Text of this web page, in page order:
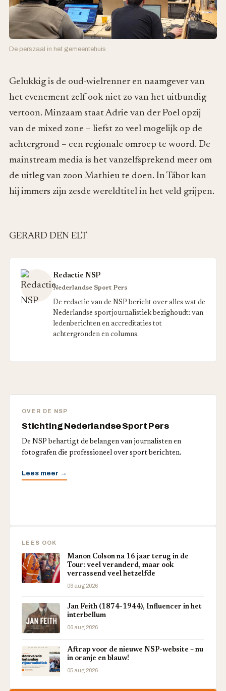
De perszaal in het gemeentehuis
Gelukkig is de oud-wielrenner en naamgever van
het evenement zelf ook niet zo van het uitbundig
vertoon. Minzaam staat Adrie van der Poel opzij
van de mixed zone – liefst zo veel mogelijk op de
achtergrond – een regionale omroep te woord. De
mainstream media is het vanzelfsprekend meer om
de uitleg van zoon Mathieu te doen. In Tábor kan
hij immers zijn zesde wereldtitel in het veld grijpen.
GERARD DEN ELT
Redactie NSP
Nederlandse Sport Pers
De redactie van de NSP bericht over alles wat de
Nederlandse sportjournalistiek bezighoudt: van
ledenberichten en accreditaties tot
achtergronden en columns.
OVER DE NSP
Stichting Nederlandse Sport Pers
De NSP behartigt de belangen van journalisten en
fotografen die professioneel over sport berichten.
Lees meer →
LEES OOK
Manon Colson na 16 jaar terug in de
Tour: veel veranderd, maar ook
verrassend veel hetzelfde
06 aug 2026
Jan Feith (1874-1944), Influencer in het
interbellum
06 aug 2026
Aftrap voor de nieuwe NSP-website – nu
in oranje en blauw!
05 aug 2026